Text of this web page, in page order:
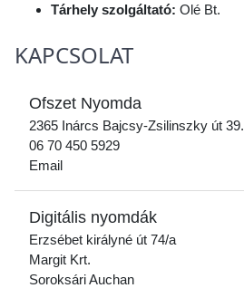
Tárhely szolgáltató: Olé Bt.
KAPCSOLAT
Ofszet Nyomda
2365 Inárcs Bajcsy-Zsilinszky út 39.
06 70 450 5929
Email
Digitális nyomdák
Erzsébet királyné út 74/a
Margit Krt.
Soroksári Auchan